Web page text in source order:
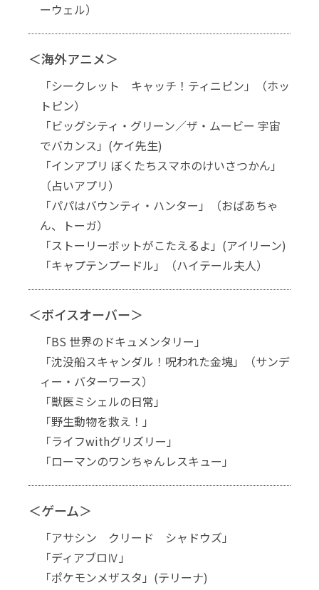
ーウェル）
＜海外アニメ＞
「シークレット キャッチ！ティニピン」（ホッ
トピン）
「ビッグシティ・グリーン／ザ・ムービー 宇宙
でバカンス」(ケイ先生)
「インアプリ ぼくたちスマホのけいさつかん」
（占いアプリ）
「パパはバウンティ・ハンター」（おばあちゃ
ん、トーガ）
「ストーリーボットがこたえるよ」(アイリーン)
「キャプテンプードル」（ハイテール夫人）
＜ボイスオーバー＞
「BS 世界のドキュメンタリー」
「沈没船スキャンダル！呪われた金塊」（サンデ
ィー・バターワース）
「獣医ミシェルの日常」
「野生動物を救え！」
「ライフwithグリズリー」
「ローマンのワンちゃんレスキュー」
＜ゲーム＞
「アサシン クリード シャドウズ」
「ディアブロⅣ」
「ポケモンメザスタ」(テリーナ)